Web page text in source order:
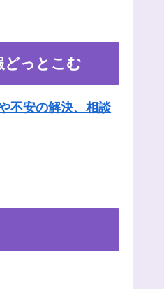
どっとこむ
不安の解決、相談